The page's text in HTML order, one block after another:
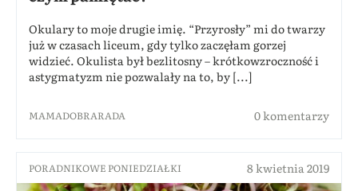
Okulary to moje drugie imię. “Przyrosły” mi do twarzy
już w czasach liceum, gdy tylko zaczęłam gorzej
widzieć. Okulista był bezlitosny – krótkowzroczność i
astygmatyzm nie pozwalały na to, by [...]
MAMADOBRARADA 0 komentarzy
PORADNIKOWE PONIEDZIAŁKI 8 kwietnia 2019